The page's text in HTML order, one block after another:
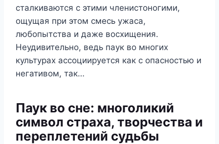
сталкиваются с этими членистоногими,
ощущая при этом смесь ужаса,
любопытства и даже восхищения.
Неудивительно, ведь паук во многих
культурах ассоциируется как с опасностью и
негативом, так…
Паук во сне: многоликий
символ страха, творчества и
переплетений судьбы